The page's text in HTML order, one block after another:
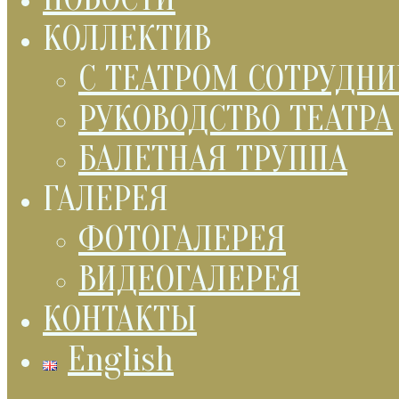
КОЛЛЕКТИВ
С ТЕАТРОМ
РУКОВОДСТВО ТЕАТРА
БАЛЕТНАЯ ТРУППА
ГАЛЕРЕЯ
ФОТОГАЛЕРЕЯ
ВИДЕОГАЛЕРЕЯ
КОНТАКТЫ
English